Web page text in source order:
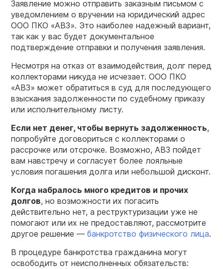
Заявление можно отправить заказным письмом с
уведомлением о вручении на юридический адрес
ООО ПКО «АВЗ». Это наиболее надежный вариант,
так как у вас будет документальное
подтверждение отправки и получения заявления.
Несмотря на отказ от взаимодействия, долг перед
коллекторами никуда не исчезает. ООО ПКО
«АВЗ» может обратиться в суд для последующего
взыскания задолженности по судебному приказу
или исполнительному листу.
Если нет денег, чтобы вернуть задолженность,
попробуйте договориться с коллекторами о
рассрочке или отсрочке. Возможно, АВЗ пойдет
вам навстречу и согласует более лояльные
условия погашения долга или небольшой дисконт.
Когда набралось много кредитов и прочих
долгов, но возможности их погасить
действительно нет, а реструктуризации уже не
помогают или их не предоставляют, рассмотрите
другое решение — банкротство физического лица.
В процедуре банкротства гражданина могут
освободить от неисполненных обязательств: